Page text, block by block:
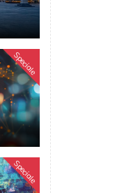
Speciale
Speciale